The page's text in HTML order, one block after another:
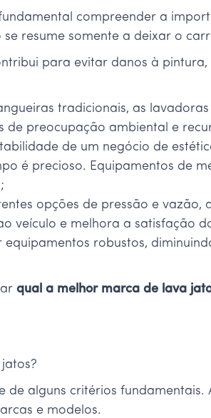
compreender a
se resume somente a deixar o
para evitar danos à
tradicionais, as
preocupação ambiental e
de um negócio de
é precioso. Equipamentos de
opções de pressão e
veículo e melhora a satisfação
robustos,
qual a melhor marca de lava
de alguns critérios
e modelos.